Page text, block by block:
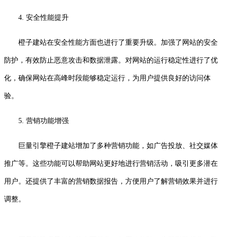
4. 安全性能提升
橙子建站在安全性能方面也进行了重要升级。加强了网站的安全
防护，有效防止恶意攻击和数据泄露。对网站的运行稳定性进行了优
化，确保网站在高峰时段能够稳定运行，为用户提供良好的访问体
验。
5. 营销功能增强
巨量引擎橙子建站增加了多种营销功能，如广告投放、社交媒体
推广等。这些功能可以帮助网站更好地进行营销活动，吸引更多潜在
用户。还提供了丰富的营销数据报告，方便用户了解营销效果并进行
调整。